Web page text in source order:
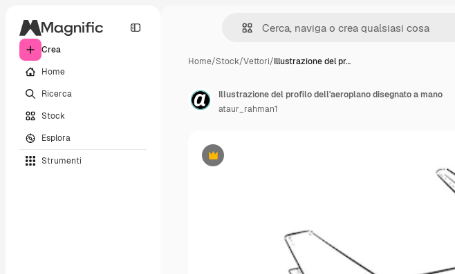
Crea
Home
Ricerca
Stock
Esplora
Strumenti
Home/Stock/Vettori/Illustrazione del pr…
Premium
Illustrazione del profilo dell'aeroplano disegnato a mano
ataur_rahman1